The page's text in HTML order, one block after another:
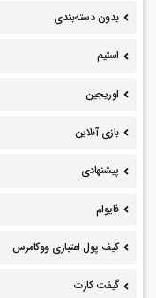
بدون دسته‌بندی
استیم
اوریجین
بازی آنلاین
پیشنهادی
فایوام
کیف پول اعتباری ووکامرس
گیفت کارت